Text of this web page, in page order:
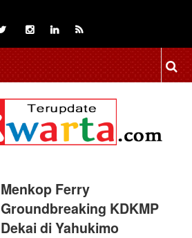
Menkop Ferry
Groundbreaking KDKMP
Dekai di Yahukimo